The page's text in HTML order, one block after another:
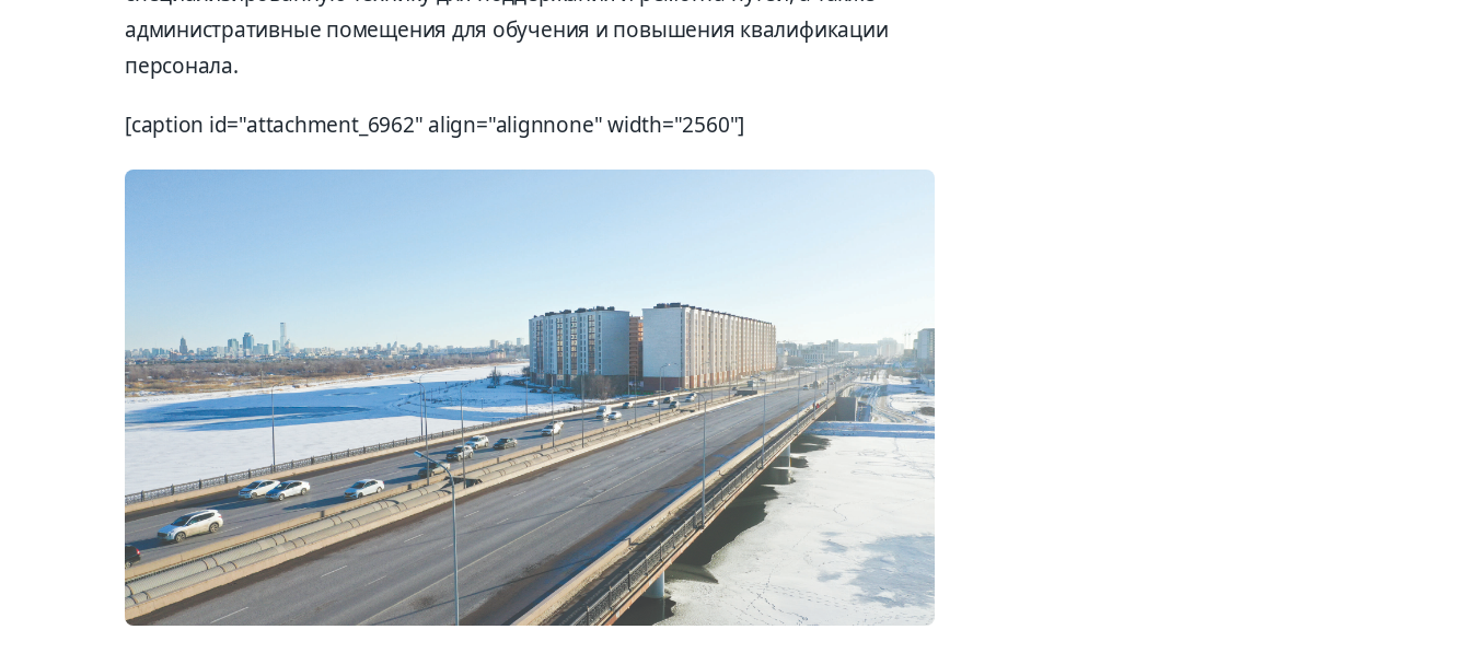
административные помещения для обучения и повышения квалификации
персонала.
[caption id="attachment_6962" align="alignnone" width="2560"]